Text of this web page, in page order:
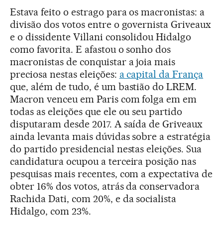
Estava feito o estrago para os macronistas: a
divisão dos votos entre o governista Griveaux
e o dissidente Villani consolidou Hidalgo
como favorita. E afastou o sonho dos
macronistas de conquistar a joia mais
preciosa nestas eleições: a capital da França
que, além de tudo, é um bastião do LREM.
Macron venceu em Paris com folga em em
todas as eleições que ele ou seu partido
disputaram desde 2017. A saída de Griveaux
ainda levanta mais dúvidas sobre a estratégia
do partido presidencial nestas eleições. Sua
candidatura ocupou a terceira posição nas
pesquisas mais recentes, com a expectativa de
obter 16% dos votos, atrás da conservadora
Rachida Dati, com 20%, e da socialista
Hidalgo, com 23%.